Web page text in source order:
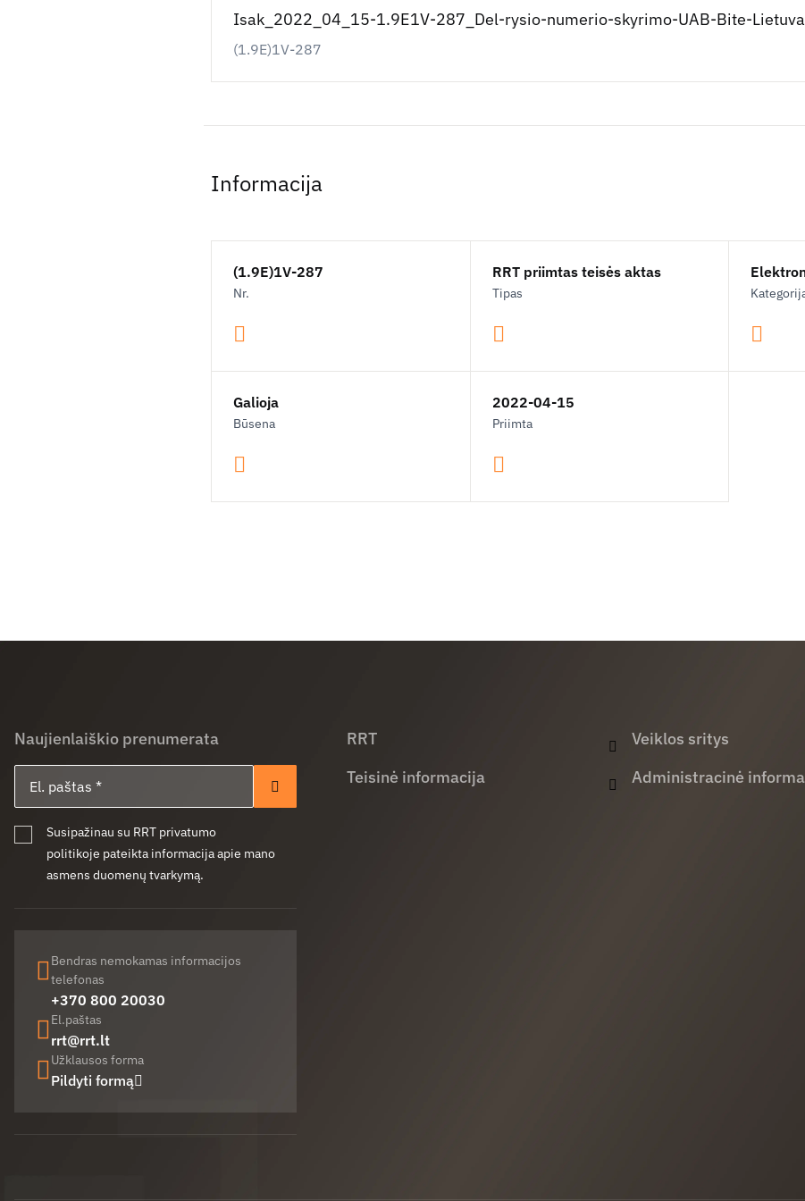
Isak_2022_04_15-1.9E1V-287_Del-rysio-numerio-skyrimo-UAB-Bite-
(1.9E)1V-287
Informacija
(1.9E)1V-287
Nr.
RRT priimtas teisės aktas
Tipas
Galioja
Būsena
2022-04-15
Priimta
Naujienlaiškio prenumerata
Prenumeruoti
Susipažinau su RRT privatumo
politikoje pateikta informacija apie mano
asmens duomenų tvarkymą.
Bendras nemokamas informacijos
telefonas
+370 800 20030
El.paštas
rrt@rrt.lt
Užklausos forma
Pildyti formą
RRT
Teisinė informacija
Veiklos sritys
Administracinė